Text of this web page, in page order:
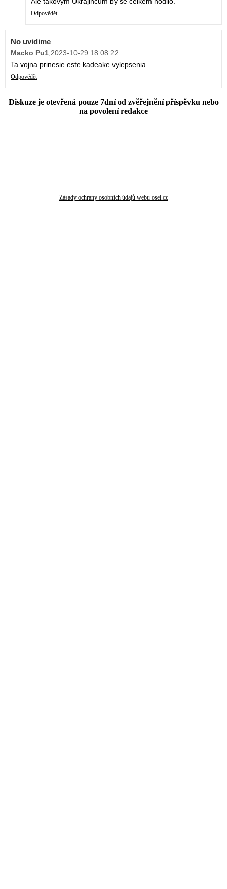
Odpovědět
No uvidime
Macko Pu1,2023-10-29 18:08:22
Ta vojna prinesie este kadeake vylepsenia.
Odpovědět
Diskuze je otevřená pouze 7dní od zvěřejnění příspěvku nebo
na povolení redakce
Zásady ochrany osobních údajů webu osel.cz